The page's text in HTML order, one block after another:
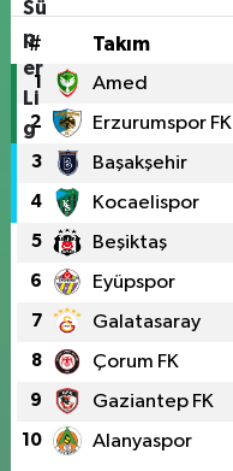
# Takım
1 Amed
2 Erzurumspor FK
3 Başakşehir
4 Kocaelispor
5 Beşiktaş
6 Eyüpspor
7 Galatasaray
8 Çorum FK
9 Gaziantep FK
10 Alanyaspor